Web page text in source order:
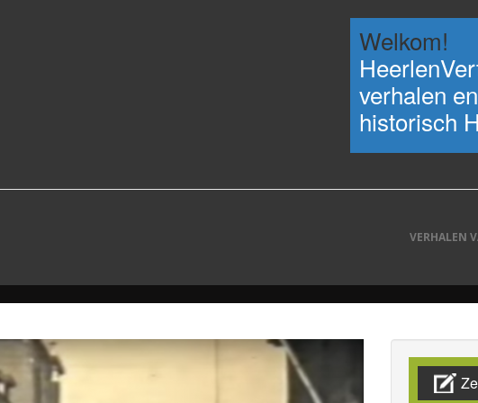
Welkom!
verhalen
historisch
VERHALEN